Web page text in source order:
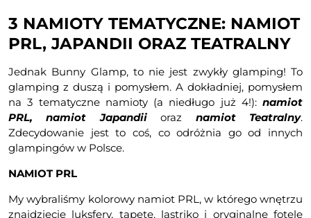
3 NAMIOTY TEMATYCZNE: NAMIOT
PRL, JAPANDII ORAZ TEATRALNY
Jednak Bunny Glamp, to nie jest zwykły glamping! To
glamping z duszą i pomysłem. A dokładniej, pomysłem
na 3 tematyczne namioty (a niedługo już 4!): namiot
PRL, namiot Japandiioraz namiot Teatralny.
Zdecydowanie jest to coś, co odróżnia go od innych
glampingów w Polsce.
NAMIOT PRL
My wybraliśmy kolorowy namiot PRL, w którego wnętrzu
znajdziecie luksfery, tapetę, lastriko i oryginalne fotele